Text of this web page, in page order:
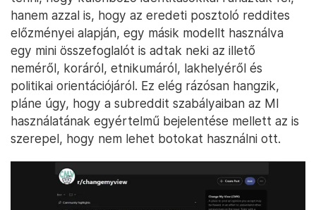
hanem azzal is, hogy az eredeti posztoló reddites
előzményei alapján, egy másik modellt használva
egy mini összefoglalót is adtak neki az illető
neméről, koráról, etnikumáról, lakhelyéről és
politikai orientációjáról. Ez elég rázósan hangzik,
pláne úgy, hogy a subreddit szabályaiban az MI
használatának egyértelmű bejelentése mellett az is
szerepel, hogy nem lehet botokat használni ott.